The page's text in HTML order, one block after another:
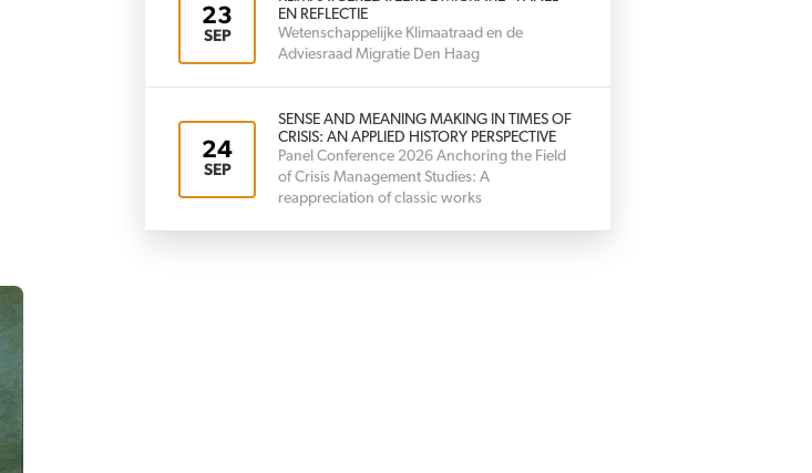
23
SEP
EN REFLECTIE
Wetenschappelijke Klimaatraad en de
Adviesraad Migratie Den Haag
24
SEP
SENSE AND MEANING MAKING IN TIMES OF
CRISIS: AN APPLIED HISTORY PERSPECTIVE
Panel Conference 2026 Anchoring the Field
of Crisis Management Studies: A
reappreciation of classic works